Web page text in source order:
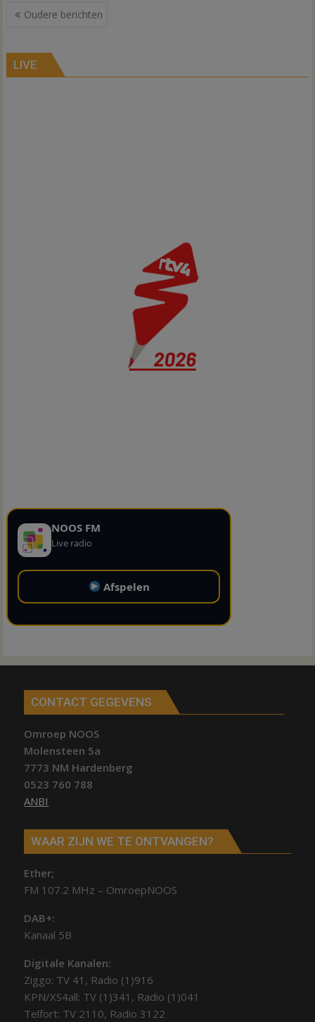
Berichtennavigatie
Oudere berichten
LIVE
NOOS FM
Live radio
Afspelen
CONTACT GEGEVENS
Omroep NOOS
Molensteen 5a
7773 NM Hardenberg
0523 760 788
ANBI
WAAR ZIJN WE TE ONTVANGEN?
Ether;
FM 107.2 MHz – OmroepNOOS
DAB+:
Kanaal 5B
Digitale Kanalen:
Ziggo: TV 41, Radio (1)916
KPN/XS4all: TV (1)341, Radio (1)041
Telfort: TV 2110, Radio 3122